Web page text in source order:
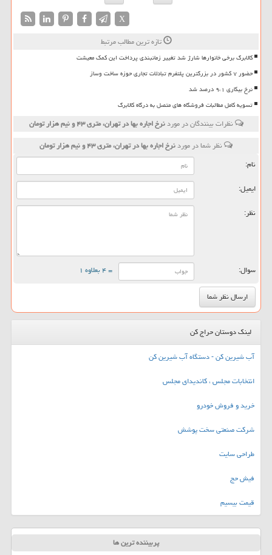
X
تازه ترین مطالب مرتبط
کالابرگ برخی خانوارها شارژ شد تغییر زمانبندی پرداخت این کمک معیشت
حضور ۷ کشور در بزرگترین پلتفرم تبادلات تجاری حوزه ساخت وساز
نرخ بیکاری ۹،۱ درصد شد
تسویه کامل مطالبات فروشگاه های متصل به درگاه کالابرگ
نظرات بینندگان در موردنرخ اجاره بها در تهران، متری ۴۳ و نیم هزار تومان
نظر شما در موردنرخ اجاره بها در تهران، متری ۴۳ و نیم هزار تومان
نام:
ایمیل:
نظر:
سوال: = ۴ بعلاوه ۱
لینک دوستان حراج کن
آب شیرین کن - دستگاه آب شیرین کن
انتخابات مجلس ، کاندیدای مجلس
خرید و فروش خودرو
شرکت صنعتی سخت پوشش
طراحی سایت
فیش حج
قیمت بیسیم
پربیننده ترین ها